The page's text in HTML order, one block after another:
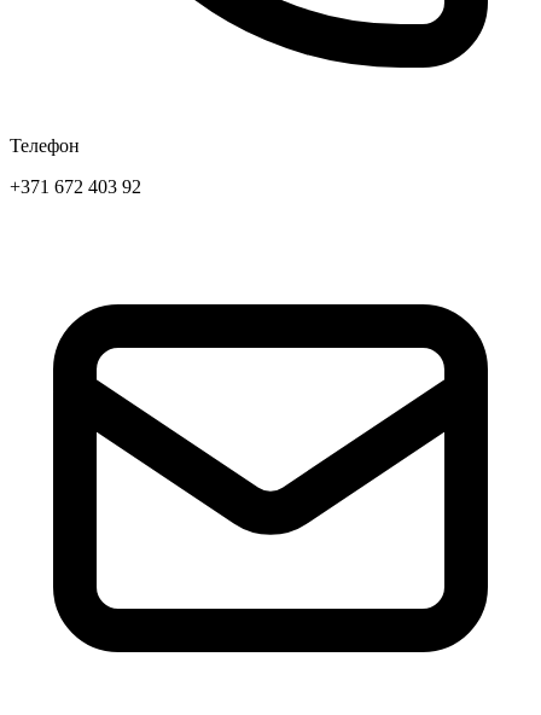
Телефон
+371 672 403 92